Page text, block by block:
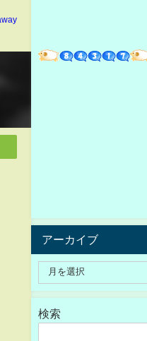
アーカイブ
検索